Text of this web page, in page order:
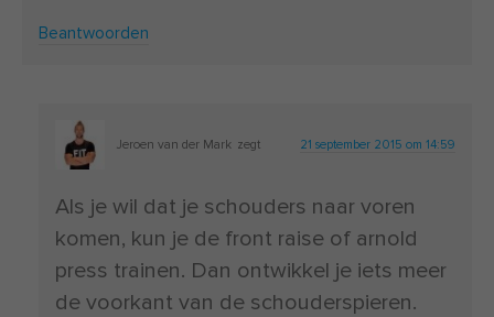
Beantwoorden
Jeroen van der Mark zegt 21 september 2015 om 14:59
Als je wil dat je schouders naar voren
komen, kun je de front raise of arnold
press trainen. Dan ontwikkel je iets meer
de voorkant van de schouderspieren.